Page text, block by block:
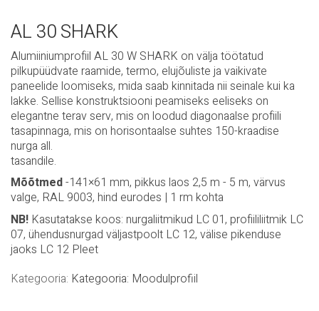
paneelide loomiseks, mida saab kinnitada nii seinale kui ka
lakke. Sellise konstruktsiooni peamiseks eeliseks on
elegantne terav serv, mis on loodud diagonaalse profiili
tasapinnaga, mis on horisontaalse suhtes 150-kraadise
nurga all.
tasandile.
Mõõtmed-141×61 mm, pikkus laos 2,5 m - 5 m, värvus
valge, RAL 9003, hind eurodes | 1 rm kohta
NB!Kasutatakse koos: nurgaliitmikud LC 01, profiililiitmik LC
07, ühendusnurgad väljastpoolt LC 12, välise pikenduse
jaoks LC 12 Pleet
Kategooria:Kategooria: Moodulprofiil
JAGAGE SEDA ESET: